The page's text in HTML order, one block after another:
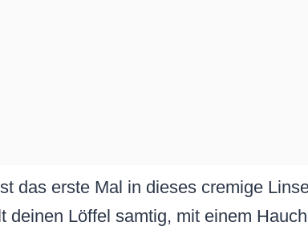
das erste Mal in dieses cremige
deinen Löffel samtig, mit einem